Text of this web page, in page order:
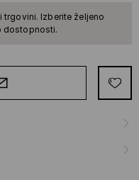
trgovini. Izberite željeno
dostopnosti.